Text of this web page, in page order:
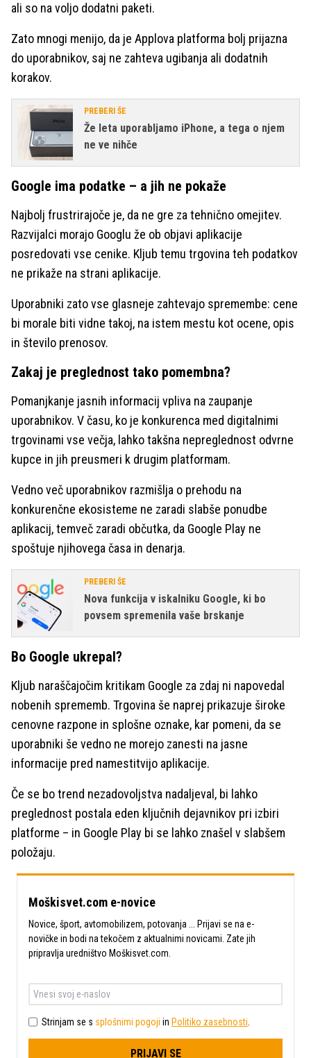
ali so na voljo dodatni paketi.
Zato mnogi menijo, da je Applova platforma bolj prijazna
do uporabnikov, saj ne zahteva ugibanja ali dodatnih
korakov.
PREBERI ŠE
Že leta uporabljamo iPhone, a tega o njem
ne ve nihče
Google ima podatke – a jih ne pokaže
Najbolj frustrirajoče je, da ne gre za tehnično omejitev.
Razvijalci morajo Googlu že ob objavi aplikacije
posredovati vse cenike. Kljub temu trgovina teh podatkov
ne prikaže na strani aplikacije.
Uporabniki zato vse glasneje zahtevajo spremembe: cene
bi morale biti vidne takoj, na istem mestu kot ocene, opis
in število prenosov.
Zakaj je preglednost tako pomembna?
Pomanjkanje jasnih informacij vpliva na zaupanje
uporabnikov. V času, ko je konkurenca med digitalnimi
trgovinami vse večja, lahko takšna nepreglednost odvrne
kupce in jih preusmeri k drugim platformam.
Vedno več uporabnikov razmišlja o prehodu na
konkurenčne ekosisteme ne zaradi slabše ponudbe
aplikacij, temveč zaradi občutka, da Google Play ne
spoštuje njihovega časa in denarja.
PREBERI ŠE
Nova funkcija v iskalniku Google, ki bo
povsem spremenila vaše brskanje
Bo Google ukrepal?
Kljub naraščajočim kritikam Google za zdaj ni napovedal
nobenih sprememb. Trgovina še naprej prikazuje široke
cenovne razpone in splošne oznake, kar pomeni, da se
uporabniki še vedno ne morejo zanesti na jasne
informacije pred namestitvijo aplikacije.
Če se bo trend nezadovoljstva nadaljeval, bi lahko
preglednost postala eden ključnih dejavnikov pri izbiri
platforme – in Google Play bi se lahko znašel v slabšem
položaju.
Moškisvet.com e-novice
Novice, šport, avtomobilizem, potovanja ... Prijavi se na e-
novičke in bodi na tekočem z aktualnimi novicami. Zate jih
pripravlja uredništvo Moškisvet.com.
Strinjam se s splošnimi pogoji in Politiko zasebnosti
PRIJAVI SE